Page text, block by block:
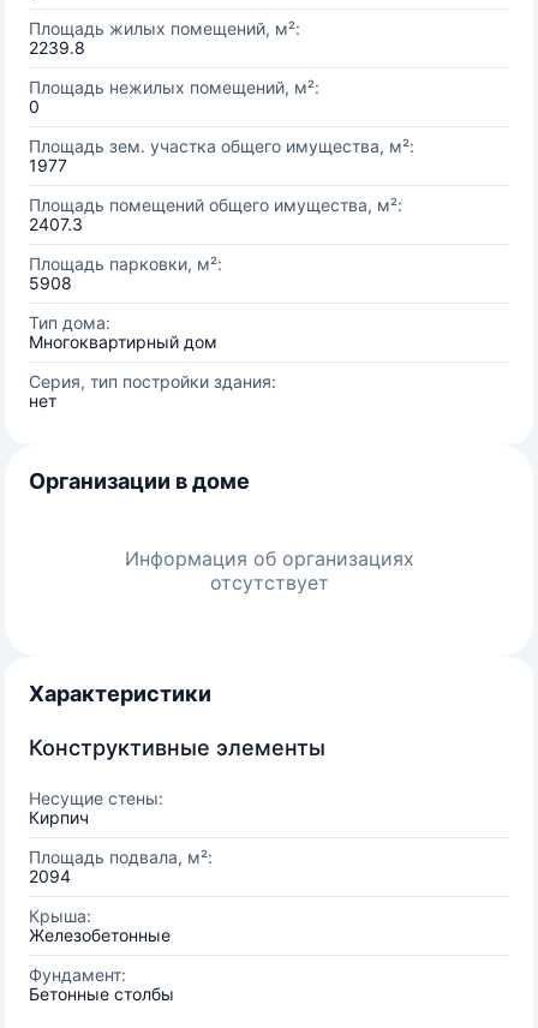
Площадь жилых помещений, м²:
2239.8
Площадь нежилых помещений, м²:
0
Площадь зем. участка общего имущества, м²:
1977
Площадь помещений общего имущества, м²:
2407.3
Площадь парковки, м²:
5908
Тип дома:
Многоквартирный дом
Серия, тип постройки здания:
нет
Организации в доме
Информация об организациях
отсутствует
Характеристики
Конструктивные элементы
Несущие стены:
Кирпич
Площадь подвала, м²:
2094
Крыша:
Железобетонные
Фундамент:
Бетонные столбы